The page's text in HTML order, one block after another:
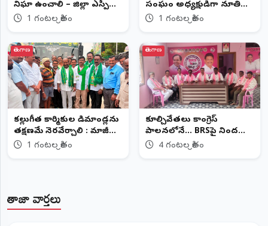
నిఘా ఉంచాలి – జిల్లా ఎస్పీ
అశోక్ కుమార్, ఐపీఎస్....
1 గంటల క్రితం
సంఘం అధ్యక్షుడిగా నూతి
వెంకటేశం
1 గంటల క్రితం
తెలంగాణ
కల్లుగీత కార్మికుల డిమాండ్లను
తక్షణమే నెరవేర్చాలి : మాజీ
ఎమ్మెల్యే చిరుమర్తి లింగయ్య
1 గంటల క్రితం
తెలంగాణ
కూల్చివేతలు కాంగ్రెస్
పాలనలోనే... BRSపై నిందలు
రాజకీయ కక్షసాధింపే: మధిర
4 గంటల క్రితం
తాజా వార్తలు